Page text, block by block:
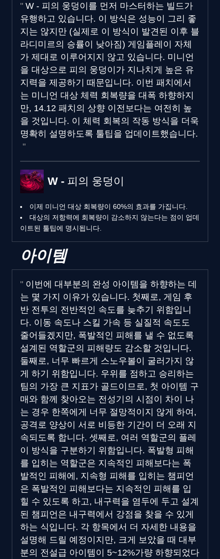
W - 피의 웅덩이를 먼저 마스터하는 빌드가
유행하고 있습니다. 이 방식은 성능이 그리 좋
지는 않지만 (실제로 이 방식이 발견된 이후 블
라디미르의 승률이 낮아짐) 게임플레이 자체
가 제대로 이루어지지 않고 있습니다. 미니언
을 대상으로 피의 웅덩이가 지나치게 높은 유
지력을 제공하기 때문입니다. 이번 패치에서
는 미니언 대상 체력 회복량을 대폭 하향하지
만, 14.12 패치의 상향 이전보다는 여전히 높
을 것입니다. 이 체력 회복의 작동 방식을 더욱
명확히 설명하도록 툴팁을 업데이트했습니다.
W - 피의 웅덩이
이제 미니언 대상 회복량이 60%의 효과를 가집니다.
대상의 저항력에 회복량이 감소하지 않는다는 점이 업데
이트된 툴팁에 명시됩니다.
아이템
이번에 대부분의 완성 아이템을 하향하는 데
는 몇 가지 이유가 있습니다. 첫째로, 게임 후
반 전투의 전반적인 속도를 늦추기 위함입니
다. 이동 속도나 스킬 가속 등 실질적 속도도
줄어들겠지만, 폭발적인 피해를 낼 수 없도록
설계된 역할군의 피해량도 감소할 것입니다.
둘째로, 너무 빠르게 스노우볼이 굴러가지 않
게 하기 위함입니다. 우위를 점하고 승리하는
팀의 가장 큰 지표가 골드이므로, 첫 아이템 구
매와 함께 찾아오는 전성기의 시점이 차이 나
는 경우 한쪽에게 너무 절망적이지 않게 하여,
공격로 양상이 서로 비등한 기간이 더 오래 지
속되도록 합니다. 셋째로, 여러 역할군의 플레
이 방식을 구분하기 위함입니다. 폭발형 피해
를 입히는 역할군은 지속적인 피해보다는 폭
발적인 피해에, 지속형 피해를 입히는 챔피언
은 폭발적인 피해보다는 지속적인 피해를 입
힐 수 있도록 하고, 내구력을 염두에 두고 설계
된 챔피언은 내구력에서 강점을 찾을 수 있게
하는 식입니다. 각 항목에서 더 자세한 내용을
설명해 드릴 예정이지만, 크게 보았을 때 대부
분의 전설급 아이템이 5~12%가량 하향되었다